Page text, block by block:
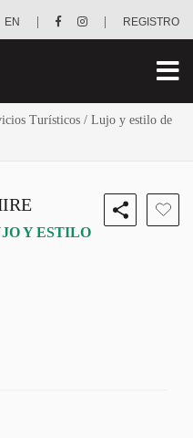
EN REGISTRO
Turísticos / Lujo y estilo de
Y ESTILO